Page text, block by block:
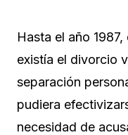
Hasta el año
existía el divorcio
separación
pudiera
necesidad de